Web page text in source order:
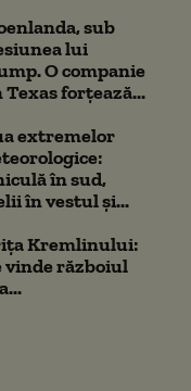
sub
lui
O companie
Texas forțează...
extremelor
în sud,
în vestul și...
Kremlinului:
vinde războiul